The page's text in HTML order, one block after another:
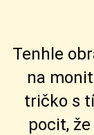
Tenhle
na
tričko s
pocit,